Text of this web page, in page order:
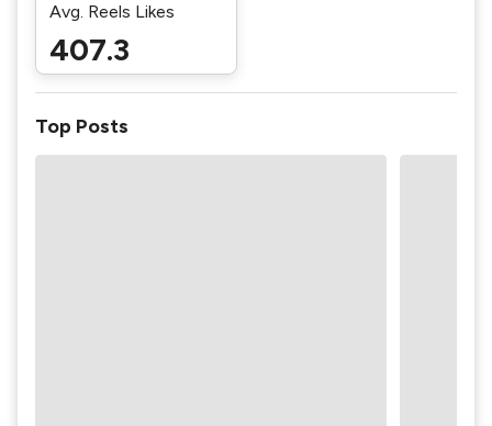
Avg. Reels Likes
407.3
Top Posts